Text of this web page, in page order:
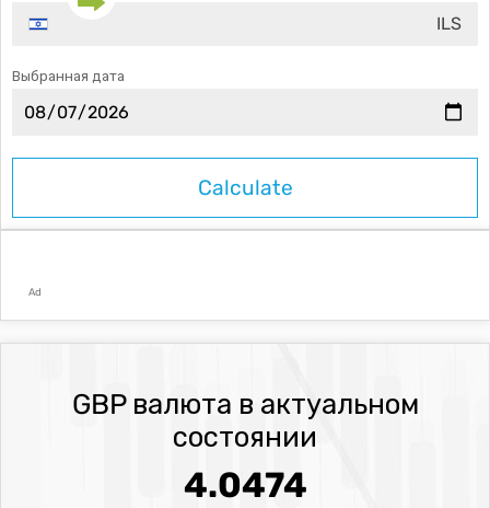
ILS
Выбранная дата
Ad
GBP валюта в актуальном
состоянии
4.0474